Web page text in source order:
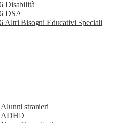
Disabilità
DSA
Altri Bisogni Educativi Speciali
Alunni stranieri
ADHD